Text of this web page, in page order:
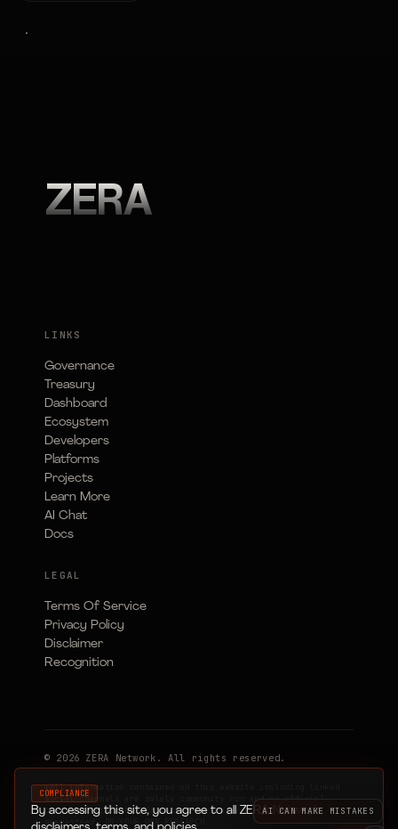
ZERA
LINKS
Governance
Treasury
Dashboard
Ecosystem
Developers
Platforms
Projects
Learn More
AI Chat
Docs
LEGAL
Terms Of Service
Privacy Policy
Disclaimer
Recognition
© 2026 ZERA Network. All rights reserved.
*All information contained on this website including linked
social channels are solely community run and no official
channels exist. Not financial advice, accuracy not
guaranteed. DO YOUR OWN RESEARCH.
COMPLIANCE
By accessing this site, you agree to all ZERA Network